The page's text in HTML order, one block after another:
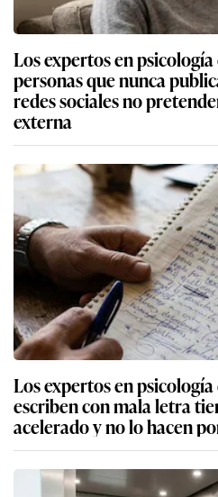
Los expertos en
personas que nunca
redes sociales no
externa
Los expertos en
escriben con mala letra
acelerado y no lo hacen